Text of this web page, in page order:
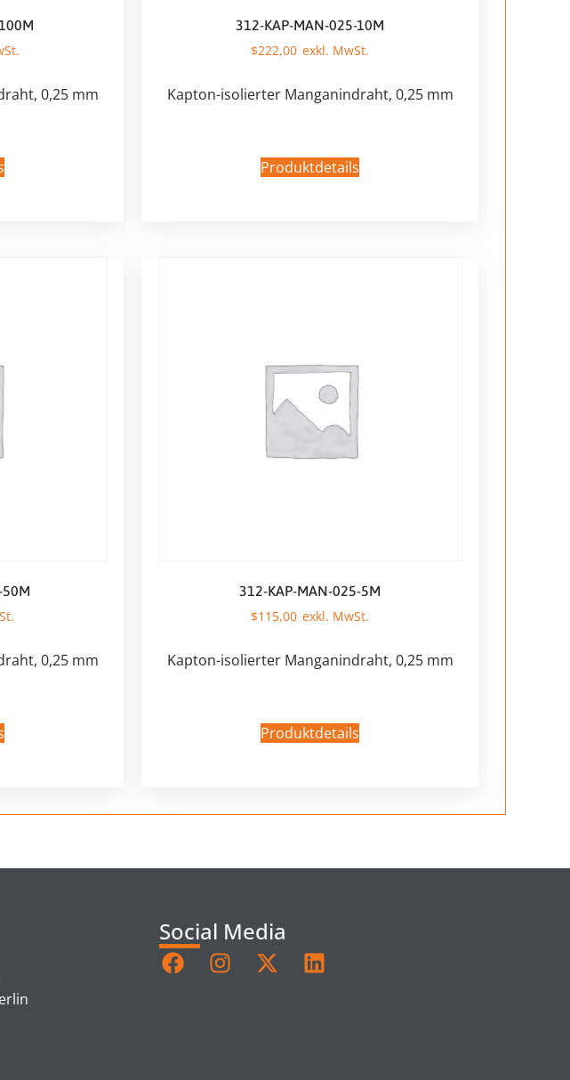
0,25 mm
312-KAP-MAN-025-10M
$222,00
Kapton-isolierter Manganindraht, 0,25 mm
Produktdetails
0,25 mm
312-KAP-MAN-025-5M
$115,00
Kapton-isolierter Manganindraht, 0,25 mm
Produktdetails
Social Media